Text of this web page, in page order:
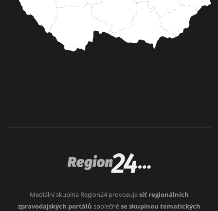
Mediální skupina Region24 provozujesíť regionálních
zpravodajských portálů společněse skupinou tematických